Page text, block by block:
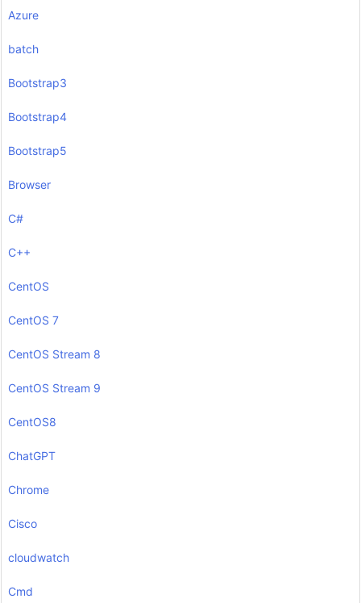
Azure
batch
Bootstrap3
Bootstrap4
Bootstrap5
Browser
C#
C++
CentOS
CentOS 7
CentOS Stream 8
CentOS Stream 9
CentOS8
ChatGPT
Chrome
Cisco
cloudwatch
Cmd